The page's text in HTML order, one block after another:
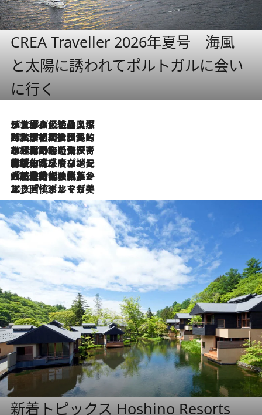
CREA Traveller 2026年夏号 海風
と太陽に誘われてポルトガルに会い
に行く
2026.8.8
リスボンの絶品スイーツ「パステル・デ・ナタ」とは？ポルトガル伝統の奥深い世界へ
2026.7.27
「私の祖国はポルトガル語です」国民的詩人フェルナンド・ペソアと、彼が愛した文学の街を歩く
2026.7.26
ポルトガル近海が育む極上の海の幸。キリリと冷えた白ワインと愉しむ、シーフード専門店の贅沢
2026.7.22
伝統の味をモダンに昇華。高感度な地元客が集う、リスボンの最旬ガストロノミー
2026.7.21
大航海時代の栄華から、震災、独裁、そして革命へ。ポルトガル・首都リスボンの石畳に刻まれた「歴史の光と影」
2026.7.13
エッセイ・ヤマザキマリ「慎ましくも美しき国 ポルトガル」
新着トピックス Hoshino Resorts